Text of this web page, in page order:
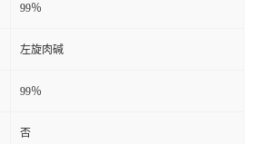
99％
左旋肉碱
99％
否